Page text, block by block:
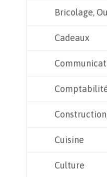
Bricolage,
Cadeaux
Cuisine
Culture